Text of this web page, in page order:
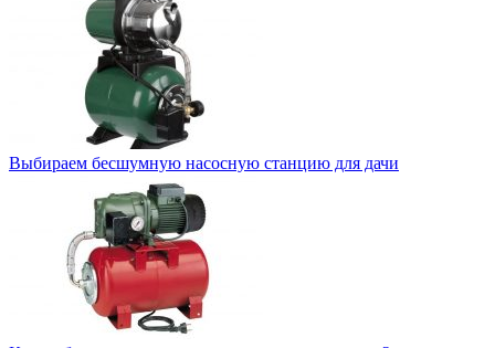
Выбираем бесшумную насосную станцию для дачи